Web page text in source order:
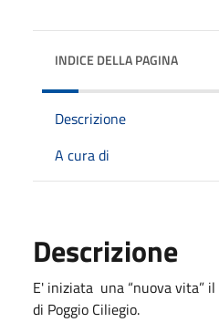
INDICE DELLA PAGINA
Descrizione
A cura di
Descrizione
E' iniziata una “nuova vita”
di Poggio Ciliegio.